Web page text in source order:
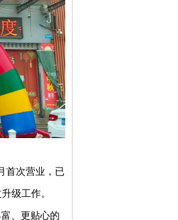
首次营业，已
级工作。
、更贴心的